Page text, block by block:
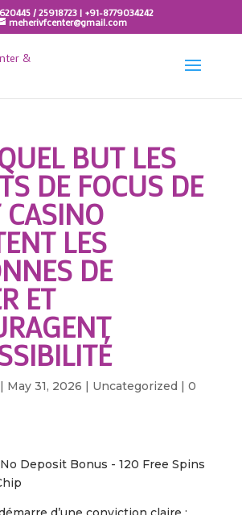
/ 25918723 | +91-8779034242
meherivfcenter@gmail.com
BUT LES
DE FOCUS DE
LES
DE
ET
May 31, 2026 | Uncategorized | 0